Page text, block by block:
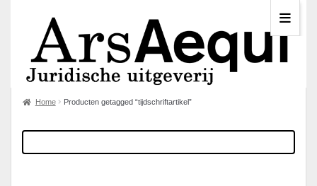
Home Producten getagged “tijdschriftartikel”